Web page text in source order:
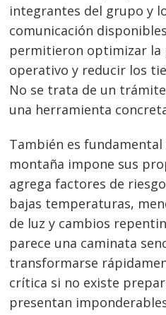
integrantes del grupo y
comunicación
permitieron optimizar la
operativo y reducir los
No se trata de un
una herramienta
También es
montaña impone sus
agrega factores de
bajas temperaturas,
de luz y cambios
parece una caminata
transformarse
crítica si no existe
presentan